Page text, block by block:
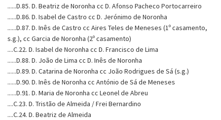
......D.85. D. Beatriz de Noronha cc D. Afonso Pacheco Portocarreiro
......D.86. D. Isabel de Castro cc D. Jerónimo de Noronha
......D.87. D. Inês de Castro cc Aires Teles de Meneses (1º casamento,
s.g.), cc Garcia de Noronha (2º casamento)
....C.22. D. Isabel de Noronha cc D. Francisco de Lima
......D.88. D. João de Lima cc D. Inês de Noronha
......D.89. D. Catarina de Noronha cc João Rodrigues de Sá (s.g.)
......D.90. D. Inês de Noronha cc António de Sá de Meneses
......D.91. D. Maria de Noronha cc Leonel de Abreu
....C.23. D. Tristão de Almeida / Frei Bernardino
....C.24. D. Beatriz de Almeida